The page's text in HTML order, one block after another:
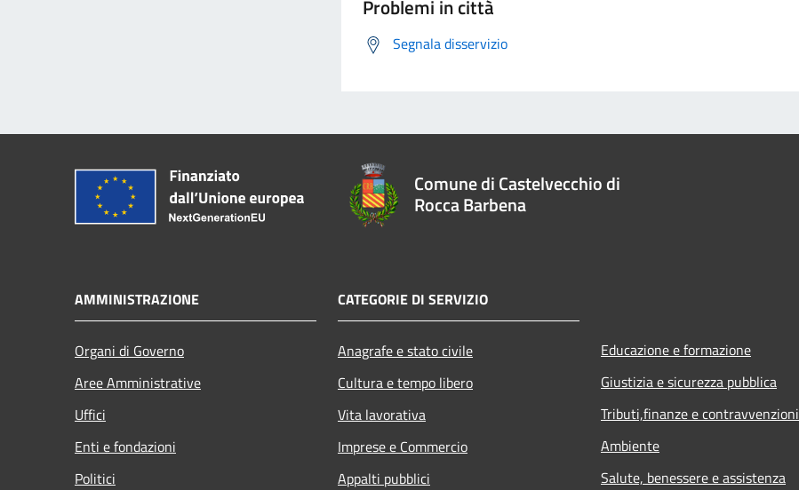
Problemi in città
Segnala disservizio
Comune di Castelvecchio di
Rocca Barbena
AMMINISTRAZIONE
Organi di Governo
Aree Amministrative
Uffici
Enti e fondazioni
Politici
CATEGORIE DI SERVIZIO
Anagrafe e stato civile
Cultura e tempo libero
Vita lavorativa
Imprese e Commercio
Appalti pubblici
Educazione e formazione
Giustizia e sicurezza pubblica
Tributi,finanze e contravvenzioni
Ambiente
Salute, benessere e assistenza